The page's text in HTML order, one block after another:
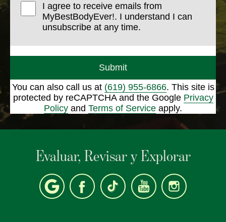
I agree to receive emails from
MyBestBodyEver!. I understand I can
unsubscribe at any time.
Submit
You can also call us at (619) 955-6866. This site is
protected by reCAPTCHA and the Google Privacy
Policy and Terms of Service apply.
Evaluar, Revisar y Explorar